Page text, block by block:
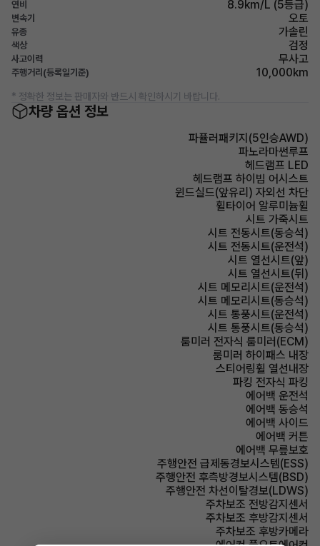
연비 8.9km/L (5등급)
변속기 오토
유종 가솔린
색상 검정
사고이력 무사고
주행거리(등록일기준) 10,000km
* 정확한 정보는 판매자와 반드시 확인하시기 바랍니다.
차량 옵션 정보
파퓰러패키지(5인승AWD)
파노라마썬루프
헤드램프 LED
헤드램프 하이빔 어시스트
윈드실드(앞유리) 자외선 차단
휠타이어 알루미늄휠
시트 가죽시트
시트 전동시트(동승석)
시트 전동시트(운전석)
시트 열선시트(앞)
시트 열선시트(뒤)
시트 메모리시트(운전석)
시트 메모리시트(동승석)
시트 통풍시트(운전석)
시트 통풍시트(동승석)
룸미러 전자식 룸미러(ECM)
룸미러 하이패스 내장
스티어링휠 열선내장
파킹 전자식 파킹
에어백 운전석
에어백 동승석
에어백 사이드
에어백 커튼
에어백 무릎보호
주행안전 급제동경보시스템(ESS)
주행안전 후측방경보시스템(BSD)
주행안전 차선이탈경보(LDWS)
주차보조 전방감지센서
주차보조 후방감지센서
주차보조 후방카메라